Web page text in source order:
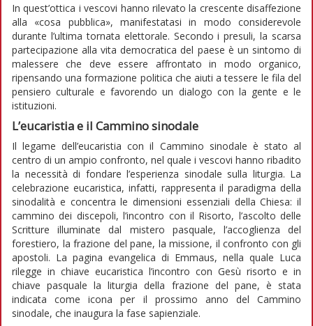
In quest’ottica i vescovi hanno rilevato la crescente disaffezione
alla «cosa pubblica», manifestatasi in modo considerevole
durante l’ultima tornata elettorale. Secondo i presuli, la scarsa
partecipazione alla vita democratica del paese è un sintomo di
malessere che deve essere affrontato in modo organico,
ripensando una formazione politica che aiuti a tessere le fila del
pensiero culturale e favorendo un dialogo con la gente e le
istituzioni.
L’eucaristia e il Cammino sinodale
Il legame dell’eucaristia con il Cammino sinodale è stato al
centro di un ampio confronto, nel quale i vescovi hanno ribadito
la necessità di fondare l’esperienza sinodale sulla liturgia. La
celebrazione eucaristica, infatti, rappresenta il paradigma della
sinodalità e concentra le dimensioni essenziali della Chiesa: il
cammino dei discepoli, l’incontro con il Risorto, l’ascolto delle
Scritture illuminate dal mistero pasquale, l’accoglienza del
forestiero, la frazione del pane, la missione, il confronto con gli
apostoli. La pagina evangelica di Emmaus, nella quale Luca
rilegge in chiave eucaristica l’incontro con Gesù risorto e in
chiave pasquale la liturgia della frazione del pane, è stata
indicata come icona per il prossimo anno del Cammino
sinodale, che inaugura la fase sapienziale.